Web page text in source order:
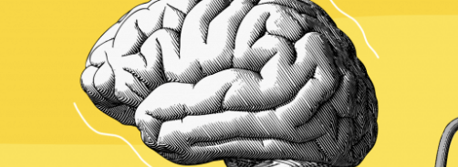
Mieux concevoir ensemble
Justinmind 10.7
Bibliothèque de l'interface utilisateur
d'iOS 18, derniers appareils, et plus